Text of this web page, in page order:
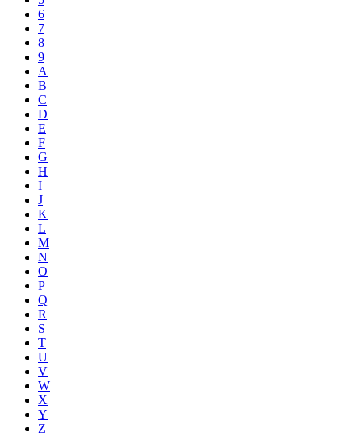
6
7
8
9
A
B
C
D
E
F
G
H
I
J
K
L
M
N
O
P
Q
R
S
T
U
V
W
X
Y
Z